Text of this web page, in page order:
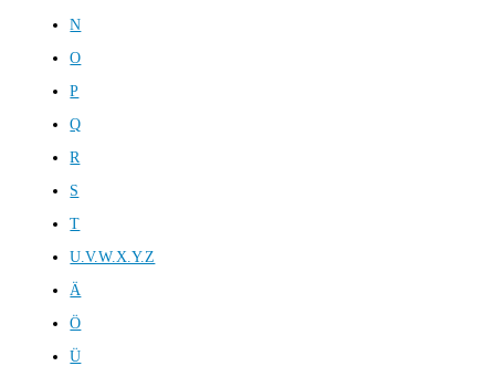
N
O
P
Q
R
S
T
U.V.W.X.Y.Z
Ä
Ö
Ü